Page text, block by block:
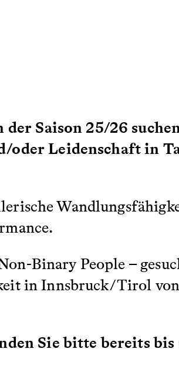
Saison 25/26
Leidenschaft in
Binary People –
in Innsbruck/Tirol von
Sie bitte bereits bis